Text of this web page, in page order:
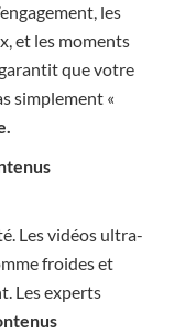
les
et les moments
que votre
simplement «
Les vidéos ultra-
froides et
Les experts